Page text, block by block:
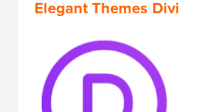
Elegant Themes Divi